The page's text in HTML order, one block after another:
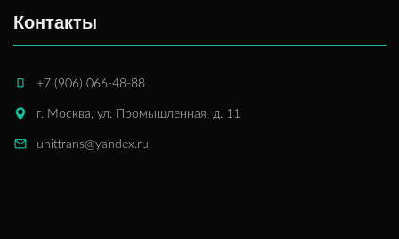
Контакты
+7 (906) 066-48-88
г. Москва, ул. Промышленная, д. 11
unittrans@yandex.ru